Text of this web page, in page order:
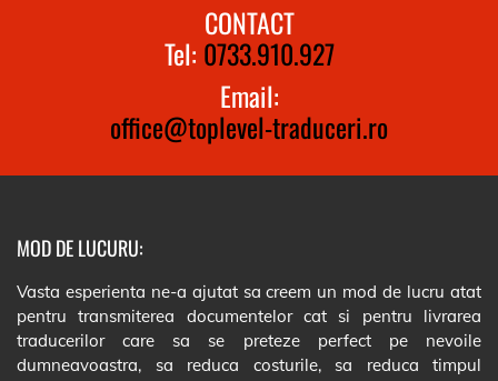
CONTACT
Tel: 0733.910.927
Email:
office@toplevel-traduceri.ro
MOD DE LUCURU:
Vasta esperienta ne-a ajutat sa creem un mod de lucru atat
pentru transmiterea documentelor cat si pentru livrarea
traducerilor care sa se preteze perfect pe nevoile
dumneavoastra, sa reduca costurile, sa reduca timpul